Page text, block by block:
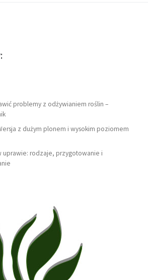
problemy z odżywianiem roślin –
z dużym plonem i wysokim poziomem
uprawie: rodzaje, przygotowanie i